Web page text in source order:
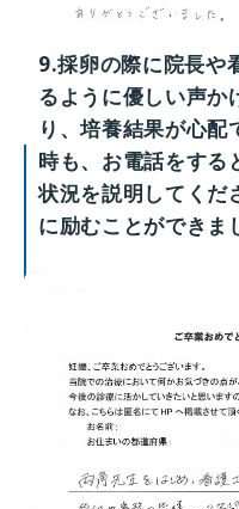
9.採卵の際に院長や
るように優しい声か
り、培養結果が心
時も、お電話をする
状況を説明してくだ
に励むことができま